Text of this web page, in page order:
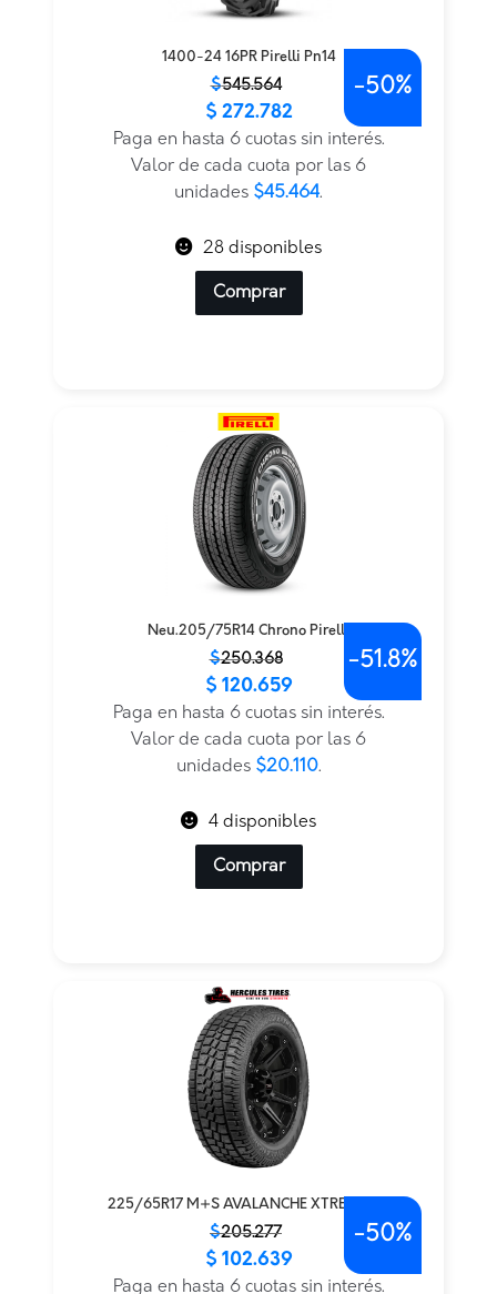
1400-24 16PR Pirelli Pn14
$545.564
original
actual
$ 272.782
Paga en hasta 6 cuotas sin interés.
Valor de cada cuota por las 6
unidades $45.464.
-50%
28 disponibles
Comprar
Neu.205/75R14 Chrono Pirelli
$250.368
original
actual
$ 120.659
Paga en hasta 6 cuotas sin interés.
Valor de cada cuota por las 6
unidades $20.110.
-51.8%
4 disponibles
Comprar
225/65R17 M+S AVALANCHE XTREME AT
$205.277
original
actual
$ 102.639
Paga en hasta 6 cuotas sin interés.
-50%